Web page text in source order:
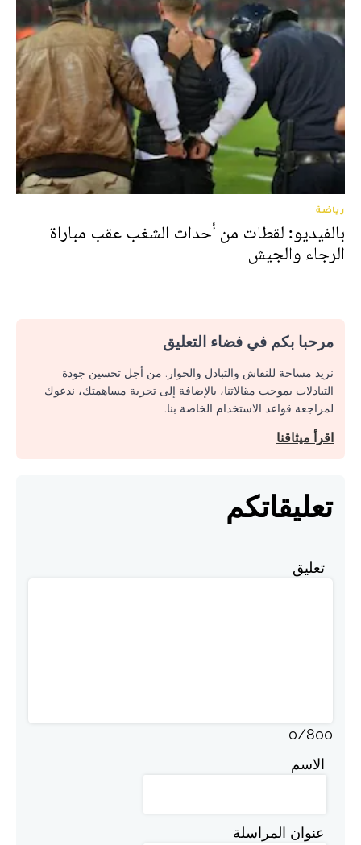
رياضة
بالفيديو: لقطات من أحداث الشغب عقب مباراة
الرجاء والجيش
مرحبا بكم في فضاء التعليق
نريد مساحة للنقاش والتبادل والحوار. من أجل تحسين جودة
التبادلات بموجب مقالاتنا، بالإضافة إلى تجربة مساهمتك، ندعوك
لمراجعة قواعد الاستخدام الخاصة بنا.
اقرأ ميثاقنا
تعليقاتكم
تعليق
0/800
الاسم
عنوان المراسلة